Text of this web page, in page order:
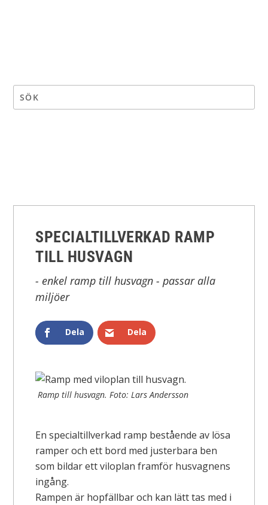
SPECIALTILLVERKAD RAMP
TILL HUSVAGN
- enkel ramp till husvagn - passar alla
miljöer
Dela Dela
Ramp till husvagn. Foto: Lars Andersson
En specialtillverkad ramp bestående av lösa
ramper och ett bord med justerbara ben
som bildar ett viloplan framför husvagnens
ingång.
Rampen är hopfällbar och kan lätt tas med i